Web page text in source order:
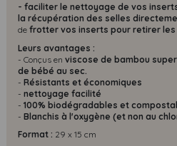
- faciliter le nettoyage de vos
la récupération des selles
de frotter vos inserts pour retirer les
Leurs avantages :
- Conçus en viscose de bambou
de bébé au sec.
- Résistants et économiques
- nettoyage facilité
- 100% biodégradables et
- Blanchis à l'oxygène (et non au
Format : 29 x 15 cm